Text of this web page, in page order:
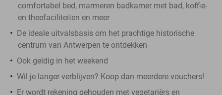
comfortabel bed, marmeren badkamer met bad, koffie-
en theefaciliteiten en meer
De ideale uitvalsbasis om het prachtige historische
centrum van Antwerpen te ontdekken
Ook geldig in het weekend
Wil je langer verblijven? Koop dan meerdere vouchers!
Er wordt rekening gehouden met vegetariërs en